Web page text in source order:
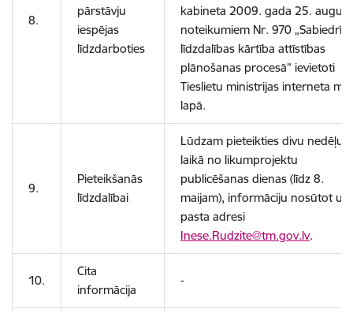
8.
pārstāvju
iespējas
līdzdarboties
kabineta 2009. gada 25.
noteikumiem Nr. 970
līdzdalības kārtība attīstības
plānošanas procesā” ievietoti
Tieslietu ministrijas interneta
lapā.
9.
Pieteikšanās
līdzdalībai
Lūdzam pieteikties divu nedēļu
laikā no likumprojektu
publicēšanas dienas (līdz 8.
maijam), informāciju nosūtot uz
pasta adresi
Inese.Rudzite@tm.gov.lv.
10.
Cita
informācija
-